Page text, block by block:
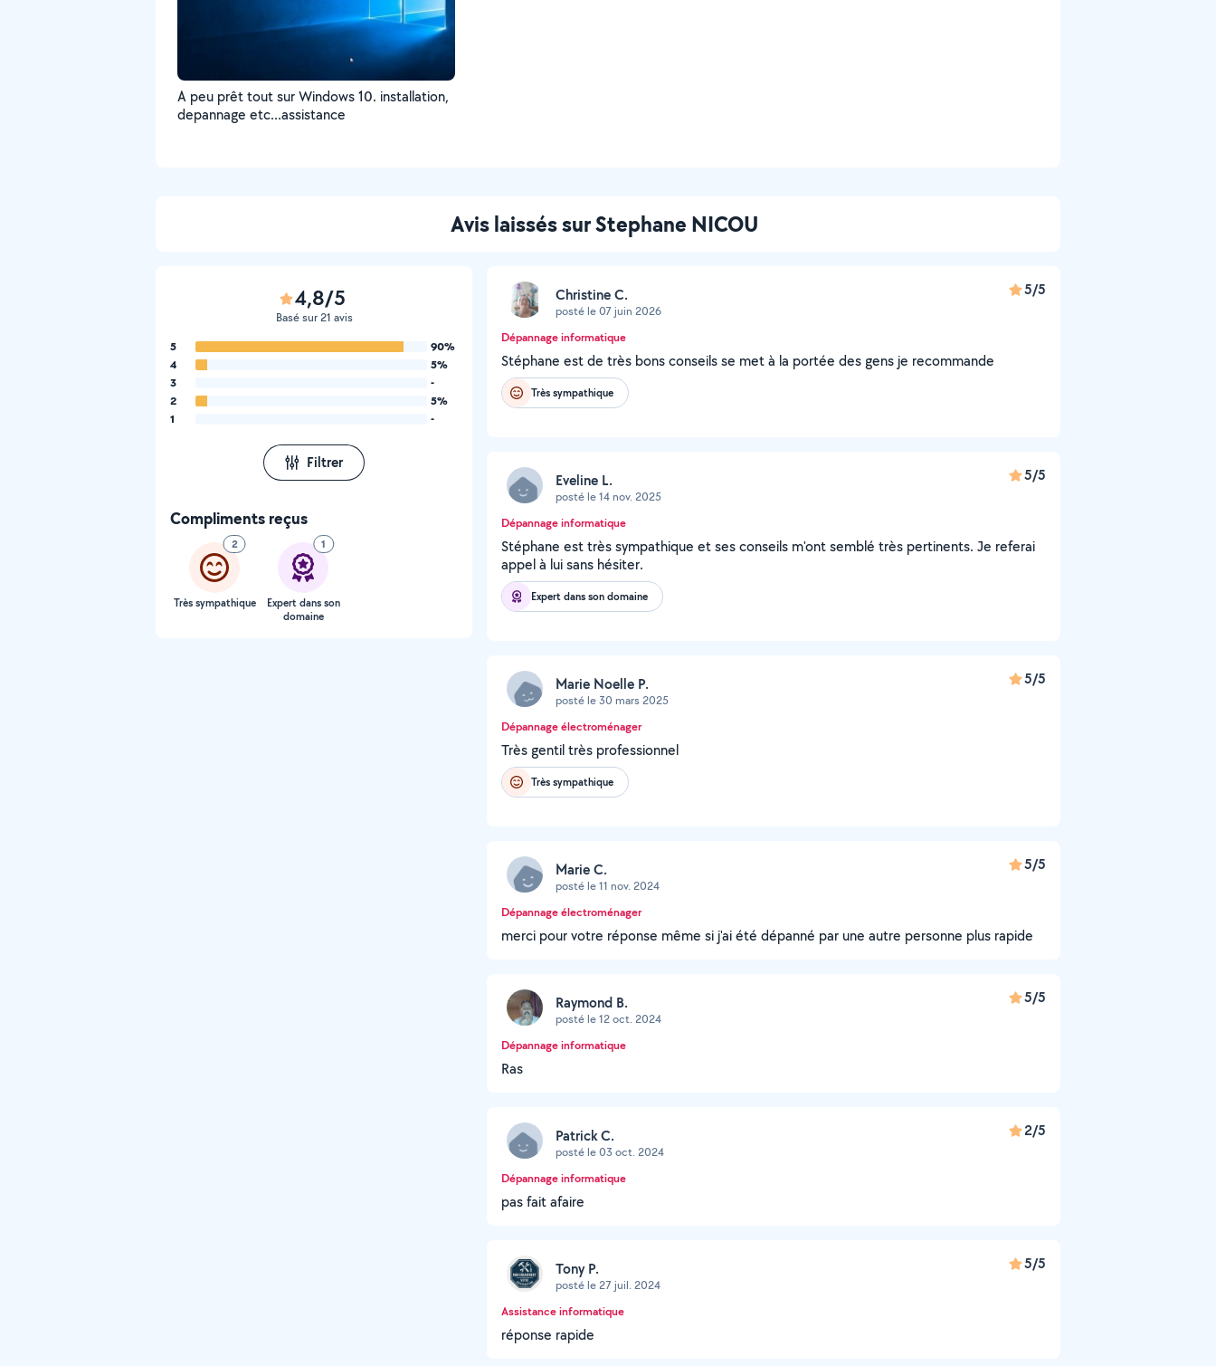
A peu prêt tout sur Windows 10. installation,
depannage etc...assistance
Avis laissés sur Stephane NICOU
4,8/5
Basé sur 21 avis
5
90%
4
5%
3
-
2
5%
1
-
Filtrer
Compliments reçus
2
Très sympathique
1
Expert dans son
domaine
Christine C.
posté le 07 juin 2026
5/5
Dépannage informatique
Stéphane est de très bons conseils se met à la portée des gens je recommande
Très sympathique
Eveline L.
posté le 14 nov. 2025
5/5
Dépannage informatique
Stéphane est très sympathique et ses conseils m'ont semblé très pertinents. Je referai
appel à lui sans hésiter.
Expert dans son domaine
Marie Noelle P.
posté le 30 mars 2025
5/5
Dépannage électroménager
Très gentil très professionnel
Très sympathique
Marie C.
posté le 11 nov. 2024
5/5
Dépannage électroménager
merci pour votre réponse même si j'ai été dépanné par une autre personne plus rapide
Raymond B.
posté le 12 oct. 2024
5/5
Dépannage informatique
Ras
Patrick C.
posté le 03 oct. 2024
2/5
Dépannage informatique
pas fait afaire
Tony P.
posté le 27 juil. 2024
5/5
Assistance informatique
réponse rapide